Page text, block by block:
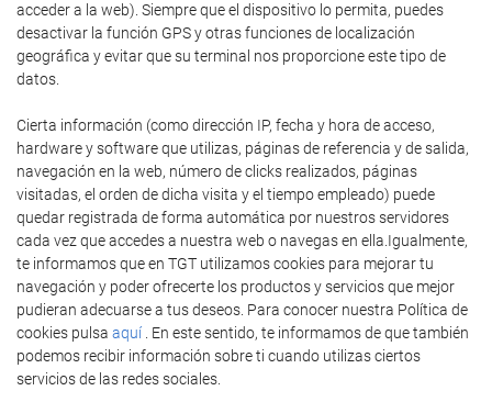
acceder a la web). Siempre que el dispositivo lo permita, puedes
desactivar la función GPS y otras funciones de localización
geográfica y evitar que su terminal nos proporcione este tipo de
datos.
Cierta información (como dirección IP, fecha y hora de acceso,
hardware y software que utilizas, páginas de referencia y de salida,
navegación en la web, número de clicks realizados, páginas
visitadas, el orden de dicha visita y el tiempo empleado) puede
quedar registrada de forma automática por nuestros servidores
cada vez que accedes a nuestra web o navegas en ella.Igualmente,
te informamos que en TGT utilizamos cookies para mejorar tu
navegación y poder ofrecerte los productos y servicios que mejor
pudieran adecuarse a tus deseos. Para conocer nuestra Política de
cookies pulsa aquí . En este sentido, te informamos de que también
podemos recibir información sobre ti cuando utilizas ciertos
servicios de las redes sociales.